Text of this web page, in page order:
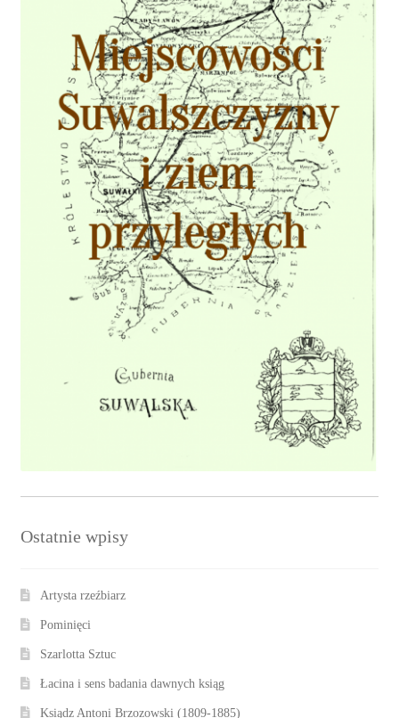
Ostatnie wpisy
Artysta rzeźbiarz
Pominięci
Szarlotta Sztuc
Łacina i sens badania dawnych ksiąg
Ksiądz Antoni Brzozowski (1809-1885)